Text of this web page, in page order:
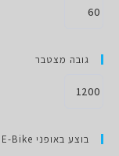
גובה מצטבר
בוצע באופני E-Bike